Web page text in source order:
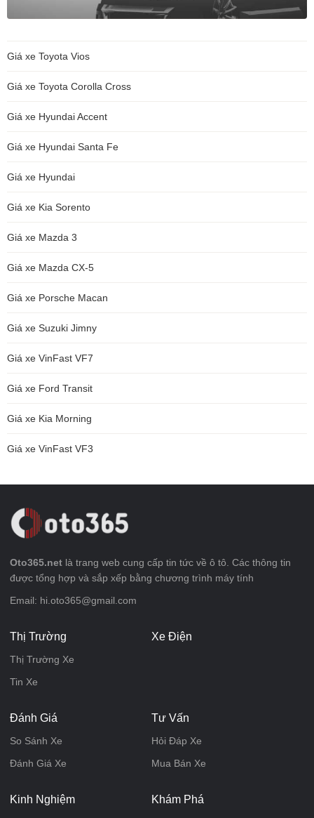
Giá xe Toyota Vios
Giá xe Toyota Corolla Cross
Giá xe Hyundai Accent
Giá xe Hyundai Santa Fe
Giá xe Hyundai
Giá xe Kia Sorento
Giá xe Mazda 3
Giá xe Mazda CX-5
Giá xe Porsche Macan
Giá xe Suzuki Jimny
Giá xe VinFast VF7
Giá xe Ford Transit
Giá xe Kia Morning
Giá xe VinFast VF3
Oto365.net là trang web cung cấp tin tức về ô tô. Các thông tin
được tổng hợp và sắp xếp bằng chương trình máy tính
Email: hi.oto365@gmail.com
Thị Trường
Thị Trường Xe
Tin Xe
Xe Điện
Đánh Giá
So Sánh Xe
Đánh Giá Xe
Tư Vấn
Hỏi Đáp Xe
Mua Bán Xe
Kinh Nghiệm Khám Phá